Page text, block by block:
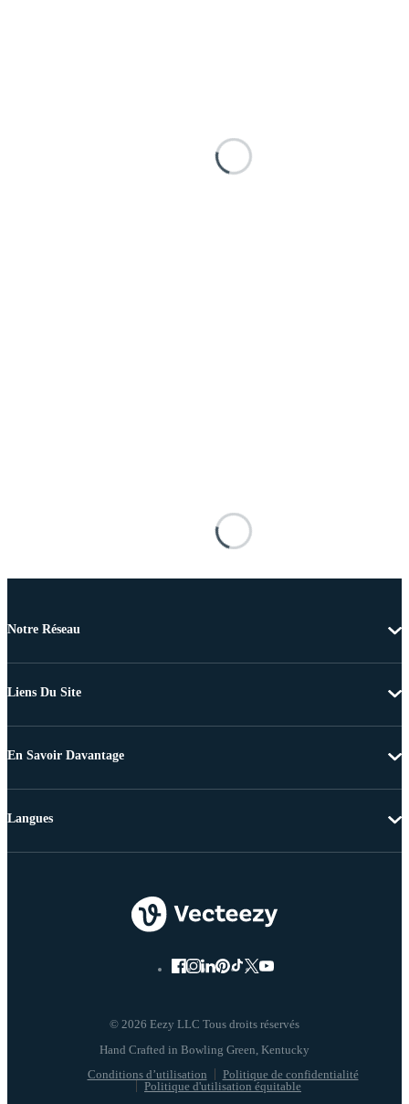
Notre Réseau
Liens Du Site
En Savoir Davantage
© 2026 Eezy LLC Tous droits réservés
Conditions d’utilisation
Politique de confidentialité
Politique d'utilisation équitable
Langues